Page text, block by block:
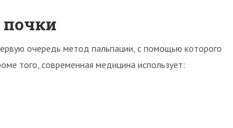
очередь метод пальпации, с помощью которого
того, современная медицина использует: